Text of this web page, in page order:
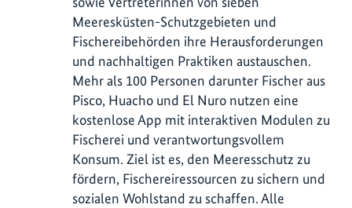
Meeresküsten-Schutzgebieten und
Fischereibehörden ihre Herausforderungen
und nachhaltigen Praktiken austauschen.
Mehr als 100 Personen darunter Fischer aus
Pisco, Huacho und El Nuro nutzen eine
kostenlose App mit interaktiven Modulen zu
Fischerei und verantwortungsvollem
Konsum. Ziel ist es, den Meeresschutz zu
fördern, Fischereiressourcen zu sichern und
sozialen Wohlstand zu schaffen. Alle